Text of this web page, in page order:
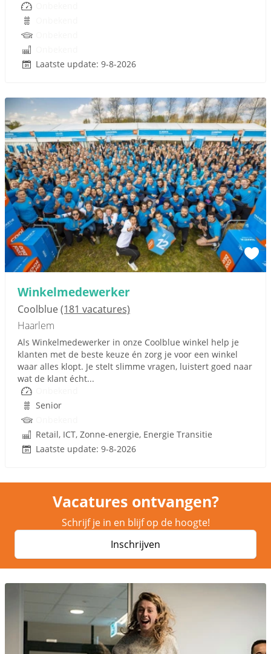
Laatste update: 9-8-2026
Winkelmedewerker
Coolblue(181 vacatures)
Haarlem
Als Winkelmedewerker in onze Coolblue winkel help je
klanten met de beste keuze én zorg je voor een winkel
waar alles klopt. Je stelt slimme vragen, luistert goed naar
wat de klant écht...
Senior
Retail, ICT, Zonne-energie, Energie Transitie
Laatste update: 9-8-2026
Vacatures ontvangen?
Schrijf je in en blijf op de hoogte!
Inschrijven